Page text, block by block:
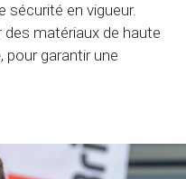
sécurité en vigueur.
matériaux de haute
, pour garantir une